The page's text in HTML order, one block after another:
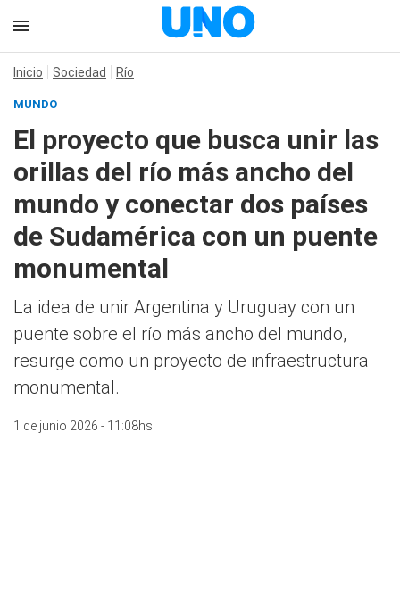
Inicio Sociedad Río
MUNDO
El proyecto que busca unir las
orillas del río más ancho del
mundo y conectar dos países
de Sudamérica con un puente
monumental
La idea de unir Argentina y Uruguay con un
puente sobre el río más ancho del mundo,
resurge como un proyecto de infraestructura
monumental.
1 de junio 2026 - 11:08hs